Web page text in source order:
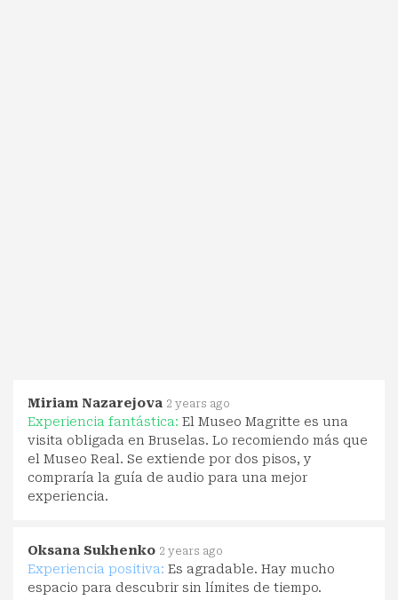
Miriam Nazarejova 2 years ago
Experiencia fantástica: El Museo Magritte es una
visita obligada en Bruselas. Lo recomiendo más que
el Museo Real. Se extiende por dos pisos, y
compraría la guía de audio para una mejor
experiencia.
Oksana Sukhenko 2 years ago
Experiencia positiva: Es agradable. Hay mucho
espacio para descubrir sin límites de tiempo.